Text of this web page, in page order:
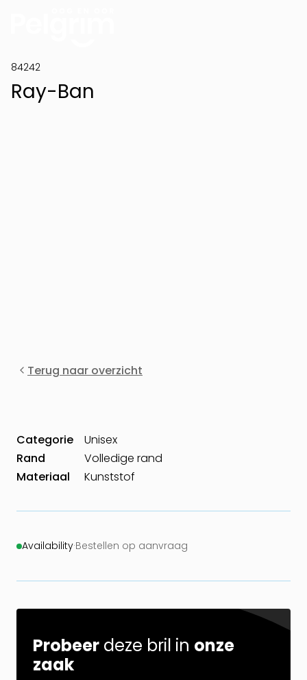
84242
Ray-Ban
Terug naar overzicht
Categorie
Unisex
Rand
Volledige rand
Materiaal
Kunststof
Availability·Bestellen op aanvraag
Probeer deze bril in onze
zaak